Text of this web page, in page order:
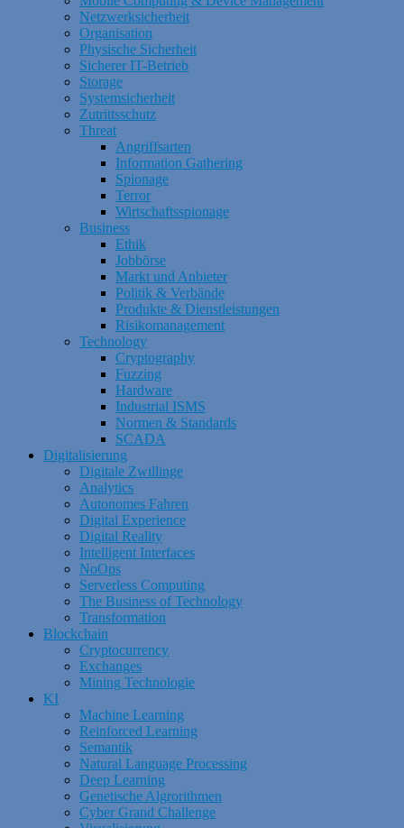
Netzwerksicherheit
Organisation
Physische Sicherheit
Sicherer IT-Betrieb
Storage
Systemsicherheit
Zutrittsschutz
Threat
Angriffsarten
Information Gathering
Spionage
Terror
Wirtschaftsspionage
Business
Ethik
Jobbörse
Markt und Anbieter
Politik & Verbände
Produkte & Dienstleistungen
Risikomanagement
Technology
Cryptography
Fuzzing
Hardware
Industrial ISMS
Normen & Standards
SCADA
Digitalisierung
Digitale Zwillinge
Analytics
Autonomes Fahren
Digital Experience
Digital Reality
Intelligent Interfaces
NoOps
Serverless Computing
The Business of Technology
Transformation
Blockchain
Cryptocurrency
Exchanges
Mining Technologie
KI
Machine Learning
Reinforced Learning
Semantik
Natural Language Processing
Deep Learning
Genetische Algrorithmen
Cyber Grand Challenge